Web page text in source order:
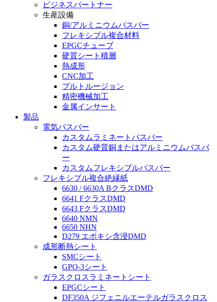
ビジネスパートナー
生産設備
銅/アルミニウムバスバー
フレキシブル複合材料
EPGCチューブ
硬質シート積層
熱成形
CNC加工
プルトルージョン
精密機械加工
金属インサート
製品
電気バスバー
カスタムラミネートバスバー
カスタム硬質銅またはアルミニウムバスバ
ー
カスタムフレキシブルバスバー
フレキシブル複合絶縁紙
6630 / 6630A BクラスDMD
6641 FクラスDMD
6643 FクラスDMD
6640 NMN
6650 NHN
D279 エポキシ含浸DMD
成形断熱シート
SMCシート
GPO-3シート
ガラスクロスラミネートシート
EPGCシート
DF350A ジフェニルエーテルガラスクロス